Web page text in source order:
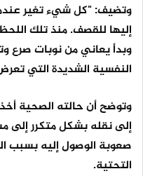
وتضيف: "كل شيء تغير
إليها للقصف. منذ تلك
وبدأ يعاني من نوبات صرع
النفسية الشديدة التي
وتوضح أن حالته الصحية
إلى نقله بشكل متكرر إلى
صعوبة الوصول إليه بسبب
التحتية.